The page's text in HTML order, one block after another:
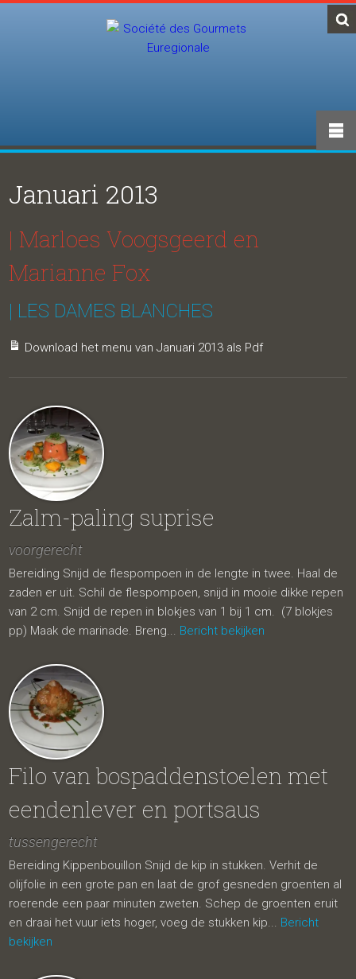
Januari 2013
| Marloes Voogsgeerd en
Marianne Fox
| LES DAMES BLANCHES
Download het menu van Januari 2013 als Pdf
Zalm-paling suprise
voorgerecht
Bereiding Snijd de flespompoen in de lengte in twee. Haal de
zaden er uit. Schil de flespompoen, snijd in mooie dikke repen
van 2 cm. Snijd de repen in blokjes van 1 bij 1 cm. (7 blokjes
pp) Maak de marinade. Breng... Bericht bekijken
Filo van bospaddenstoelen met
eendenlever en portsaus
tussengerecht
Bereiding Kippenbouillon Snijd de kip in stukken. Verhit de
olijfolie in een grote pan en laat de grof gesneden groenten al
roerende een paar minuten zweten. Schep de groenten eruit
en draai het vuur iets hoger, voeg de stukken kip... Bericht
bekijken